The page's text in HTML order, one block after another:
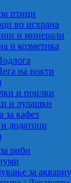
птици
во исхрана
и минерали
и козметика
на нокти
и поилки
и лулашки
за кафез
и додатоци
риби
за